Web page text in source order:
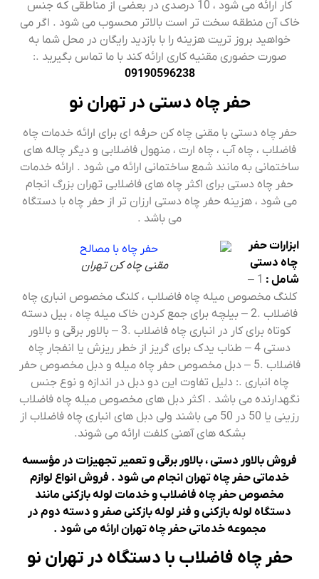
کار ارائه می شود ، 10 درصدی در بعضی از مناطقی که جنس
خاک آن منطقه سخت تر است بالاتر محسوب می شود . اگر می
خواهید بروز تریت هزینه را با بازدید رایگان در محل شما به
صورت حضوری مقنیه کاری ارائه کند با ما تماس بگیرید .:
09190596238
حفر چاه دستی در تهران نو
حفر چاه دستی با مقنی چاه کن حرفه ای برای ارائه خدمات چاه
فاضلاب ، چاه آب ، چاه ارت ، منهول فاضلابی و دیگر چاله های
ساختمانی به مانند شمع ساختمانی ارائه می شود . ارائه خدمات
حفر چاه دستی برای اکثر چاه های فاضلابی تهران بزرگ انجام
می شود ، هزینه حفر چاه دستی ارزان تر از حفر چاه با دستگاه
می باشد .
مقنی چاه کن تهران
ابزارات حفر
چاه دستی
شامل :
1 –
کلنگ مخصوص میله چاه فاضلاب ، کلنگ مخصوص انباری چاه
فاضلاب .2 – بیلچه برای جمع کردن خاک میله چاه ، بیل دسته
کوتاه برای کار در انباری چاه فاضلاب .3 – بالاور برقی و بالاور
دستی 4 – طناب یدک برای گریز از خطر ریزش یا انفجار چاه
فاضلاب .5 – دبل مخصوص حفر چاه میله و دبل مخصوص حفر
چاه انباری .: دلیل تفاوت این دو دبل در اندازه و نوع جنس
نگهدارنده می باشد . اکثر دبل های مخصوص میله چاه فاضلاب
رزینی یا 50 در 50 می باشند ولی دبل های انباری چاه فاضلاب از
بشکه های آهنی کلفت ارائه می شوند.
فروش بالاور دستی ، بالاور برقی و تعمیر تجهیزات در مؤسسه
خدماتی حفر چاه تهران انجام می شود . فروش انواع لوازم
مخصوص حفر چاه فاضلاب و خدمات لوله بازکنی مانند
دستگاه لوله بازکنی و فنر لوله بازکنی صفر و دسته دوم در
مجموعه خدماتی حفر چاه تهران ارائه می شود .
حفر چاه فاضلاب با دستگاه در تهران نو